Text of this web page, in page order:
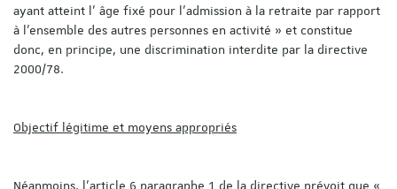
ayant atteint l’ âge fixé pour l’admission à la retraite par rapport
à l’ensemble des autres personnes en activité » et constitue
donc, en principe, une discrimination interdite par la directive
2000/78.
Objectif légitime et moyens appropriés
Néanmoins, l’article 6 paragraphe 1 de la directive prévoit que «